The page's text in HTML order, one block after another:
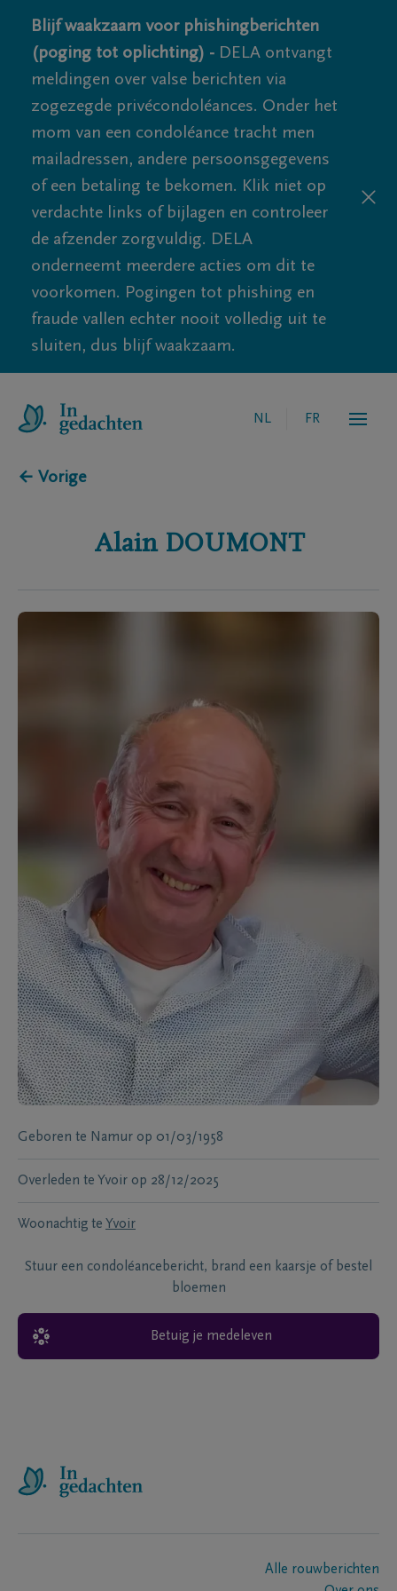
Blijf waakzaam voor phishingberichten
(poging tot oplichting) - DELA ontvangt
meldingen over valse berichten via
zogezegde privécondoléances. Onder het
mom van een condoléance tracht men
mailadressen, andere persoonsgegevens
of een betaling te bekomen. Klik niet op
verdachte links of bijlagen en controleer
de afzender zorgvuldig. DELA
onderneemt meerdere acties om dit te
voorkomen. Pogingen tot phishing en
fraude vallen echter nooit volledig uit te
sluiten, dus blijf waakzaam.
NL FR
← Vorige
Alain DOUMONT
Geboren te Namur op 01/03/1958
Overleden te Yvoir op 28/12/2025
Woonachtig te Yvoir
Stuur een condoléancebericht, brand een kaarsje of bestel
bloemen
Betuig je medeleven
Alle rouwberichten